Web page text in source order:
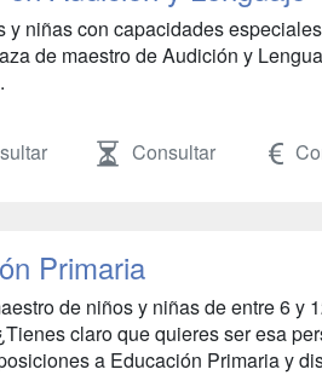
y niñas con capacidades
de maestro de Audición y
Consultar
Primaria
de niños y niñas de entre 6 y
claro que quieres ser esa
a Educación Primaria y